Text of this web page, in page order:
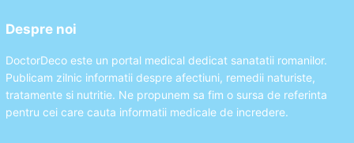
Despre noi
DoctorDeco este un portal medical dedicat sanatatii romanilor.
Publicam zilnic informatii despre afectiuni, remedii naturiste,
tratamente si nutritie. Ne propunem sa fim o sursa de referinta
pentru cei care cauta informatii medicale de incredere.